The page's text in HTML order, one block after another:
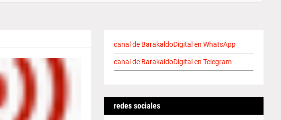
canal de BarakaldoDigital en WhatsApp
canal de BarakaldoDigital en Telegram
redes sociales